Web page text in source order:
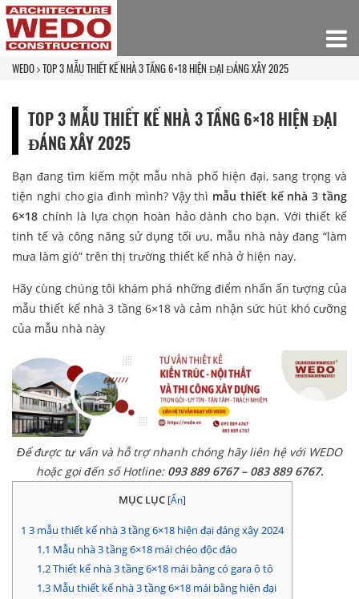
WEDO TOP 3 MẪU THIẾT KẾ NHÀ 3 TẦNG 6×18 HIỆN ĐẠI ĐÁNG XÂY 2025
TOP 3 MẪU THIẾT KẾ NHÀ 3 TẦNG 6×18 HIỆN ĐẠI
ĐÁNG XÂY 2025
Bạn đang tìm kiếm một mẫu nhà phố hiện đại, sang trọng và
tiện nghi cho gia đình mình? Vậy thì mẫu thiết kế nhà 3 tầng
6×18 chính là lựa chọn hoàn hảo dành cho bạn. Với thiết kế
tinh tế và công năng sử dụng tối ưu, mẫu nhà này đang “làm
mưa làm gió” trên thị trường thiết kế nhà ở hiện nay.
Hãy cùng chúng tôi khám phá những điểm nhấn ấn tượng của
mẫu thiết kế nhà 3 tầng 6×18 và cảm nhận sức hút khó cưỡng
của mẫu nhà này
Để được tư vấn và hỗ trợ nhanh chóng hãy liên hệ với WEDO
hoặc gọi đến số Hotline: 093 889 6767 – 083 889 6767.
MỤC LỤC [Ẩn]
1 3 mẫu thiết kế nhà 3 tầng 6×18 hiện đại đáng xây 2024
1.1 Mẫu nhà 3 tầng 6×18 mái chéo độc đáo
1.2Thiết kế nhà 3 tầng 6×18 mái bằng có gara ô tô
1.3Mẫu thiết kế nhà 3 tầng 6×18 mái bằng hiện đại